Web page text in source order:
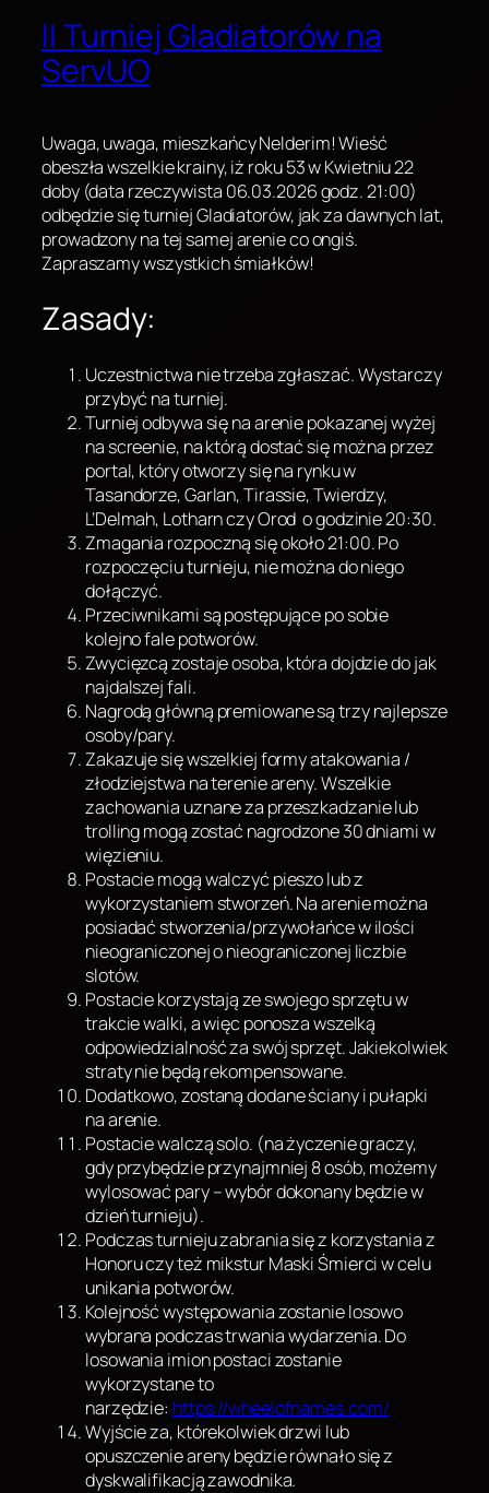
II Turniej Gladiatorów na
ServUO
Uwaga, uwaga, mieszkańcy Nelderim! Wieść
obeszła wszelkie krainy, iż roku 53 w Kwietniu 22
doby (data rzeczywista 06.03.2026 godz. 21:00)
odbędzie się turniej Gladiatorów, jak za dawnych lat,
prowadzony na tej samej arenie co ongiś.
Zapraszamy wszystkich śmiałków!
Zasady:
Uczestnictwa nie trzeba zgłaszać. Wystarczy
przybyć na turniej.
Turniej odbywa się na arenie pokazanej wyżej
na screenie, na którą dostać się można przez
portal, który otworzy się na rynku w
Tasandorze, Garlan, Tirassie, Twierdzy,
L’Delmah, Lotharn czy Orod o godzinie 20:30.
Zmagania rozpoczną się około 21:00. Po
rozpoczęciu turnieju, nie można do niego
dołączyć.
Przeciwnikami są postępujące po sobie
kolejno fale potworów.
Zwycięzcą zostaje osoba, która dojdzie do jak
najdalszej fali.
Nagrodą główną premiowane są trzy najlepsze
osoby/pary.
Zakazuje się wszelkiej formy atakowania /
złodziejstwa na terenie areny. Wszelkie
zachowania uznane za przeszkadzanie lub
trolling mogą zostać nagrodzone 30 dniami w
więzieniu.
Postacie mogą walczyć pieszo lub z
wykorzystaniem stworzeń. Na arenie można
posiadać stworzenia/przywołańce w ilości
nieograniczonej o nieograniczonej liczbie
slotów.
Postacie korzystają ze swojego sprzętu w
trakcie walki, a więc ponosza wszelką
odpowiedzialność za swój sprzęt. Jakiekolwiek
straty nie będą rekompensowane.
Dodatkowo, zostaną dodane ściany i pułapki
na arenie.
Postacie walczą solo. (na życzenie graczy,
gdy przybędzie przynajmniej 8 osób, możemy
wylosować pary – wybór dokonany będzie w
dzień turnieju).
Podczas turnieju zabrania się z korzystania z
Honoru czy też mikstur Maski Śmierci w celu
unikania potworów.
Kolejność występowania zostanie losowo
wybrana podczas trwania wydarzenia. Do
losowania imion postaci zostanie
wykorzystane to
narzędzie: https://wheelofnames.com/
Wyjście za, którekolwiek drzwi lub
opuszczenie areny będzie równało się z
dyskwalifikacją zawodnika.